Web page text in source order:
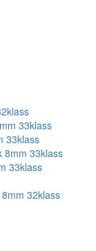
33klass
33klass
8mm 33klass
33klass
32klass